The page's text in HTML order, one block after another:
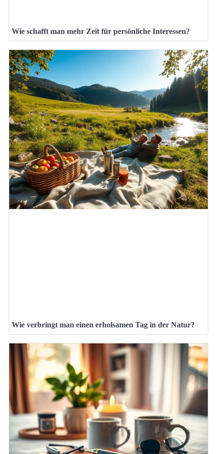
Wie schafft man mehr Zeit für persönliche Interessen?
Wie verbringt man einen erholsamen Tag in der Natur?